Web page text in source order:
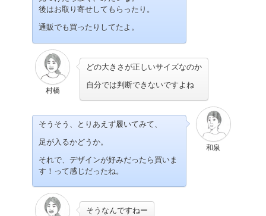
後はお取り寄せしてもらったり。
通販でも買ったりしてたよ。
村橋
どの大きさが正しいサイズなのか
自分では判断できないですよね
和泉
そうそう、とりあえず履いてみて、
足が入るかどうか。
それで、デザインが好みだったら買いま
す！って感じだったね。
そうなんですねー